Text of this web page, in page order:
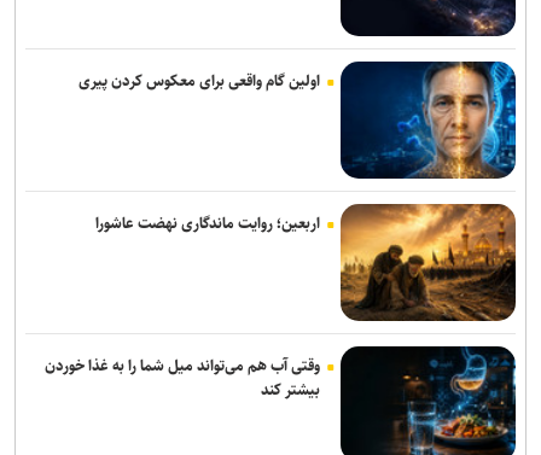
میکائیلی: استقلال برای تکرار قهرمانی در لیگ برتر امسال شرکت می‌کند/
شرایط‌مان بهتر از بقیه است
زمزمه‌هایی از طرح لالوویچ؛ مشکل «سن واقعی» کشتی‌گیران حل
می‌شود؟
دفاع راست جدید پرسپولیس از لیگ یک آمد
پاکدل: تیم ملی هندبال بدون لژیونرها راهی بازی‌های آسیایی ناگویا
می‌شود/ نباید انتظار بیهوده‌ای ایجاد کنیم
اصغرزاده: پوررشید مشکل اسپانسرینگ ملوان را حل کرد/ سعداوی و
مرزبان با تیم تمرین می‌کنند
واکنش باشگاه استقلال خوزستان به درگیری مدیرعامل و اعضای هیات
مدیره
اولین گام واقعی برای معکوس کردن پیری
اربعین؛ روایت ماندگاری نهضت عاشورا
وقتی آب هم می‌تواند میل شما را به غذا خوردن
بیشتر کند